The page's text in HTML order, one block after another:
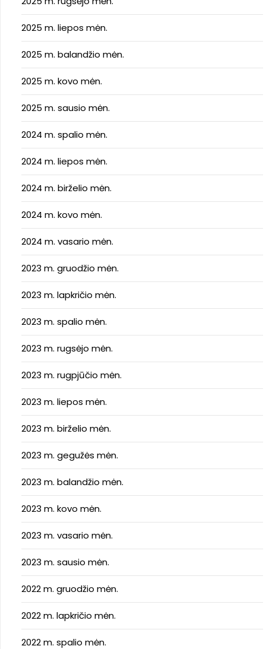
2025 m. liepos mėn.
2025 m. balandžio mėn.
2025 m. kovo mėn.
2025 m. sausio mėn.
2024 m. spalio mėn.
2024 m. liepos mėn.
2024 m. birželio mėn.
2024 m. kovo mėn.
2024 m. vasario mėn.
2023 m. gruodžio mėn.
2023 m. lapkričio mėn.
2023 m. spalio mėn.
2023 m. rugsėjo mėn.
2023 m. rugpjūčio mėn.
2023 m. liepos mėn.
2023 m. birželio mėn.
2023 m. gegužės mėn.
2023 m. balandžio mėn.
2023 m. kovo mėn.
2023 m. vasario mėn.
2023 m. sausio mėn.
2022 m. gruodžio mėn.
2022 m. lapkričio mėn.
2022 m. spalio mėn.